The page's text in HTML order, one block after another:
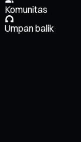
Komunitas
Umpan balik